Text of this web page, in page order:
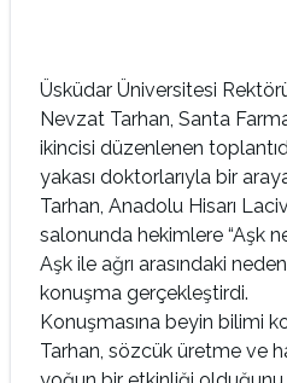
Üsküdar Üniversitesi
Nevzat Tarhan, Santa
ikincisi düzenlenen
yakası doktorlarıyla bir
Tarhan, Anadolu Hisarı
salonunda hekimlere “Aşk
Aşk ile ağrı arasındaki
konuşma gerçekleştirdi.
Konuşmasına beyin bilimi
Tarhan, sözcük üretme ve